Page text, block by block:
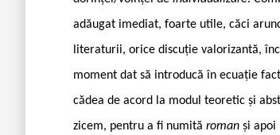
adăugat imediat, foarte utile, căci
literaturii, orice discuție valorizantă,
moment dat să introducă în ecuație
cădea de acord la modul teoretic și
zicem, pentru a fi numită roman și apoi